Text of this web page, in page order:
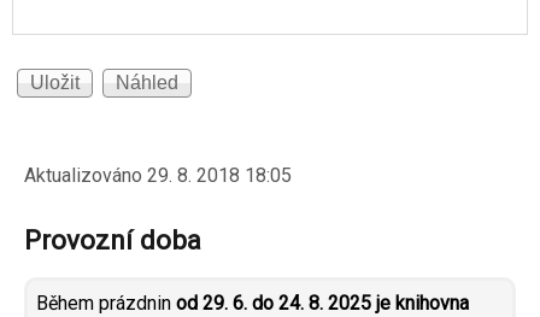
Aktualizováno 29. 8. 2018 18:05
Provozní doba
Během prázdnin od 29. 6. do 24. 8. 2025 je knihovna